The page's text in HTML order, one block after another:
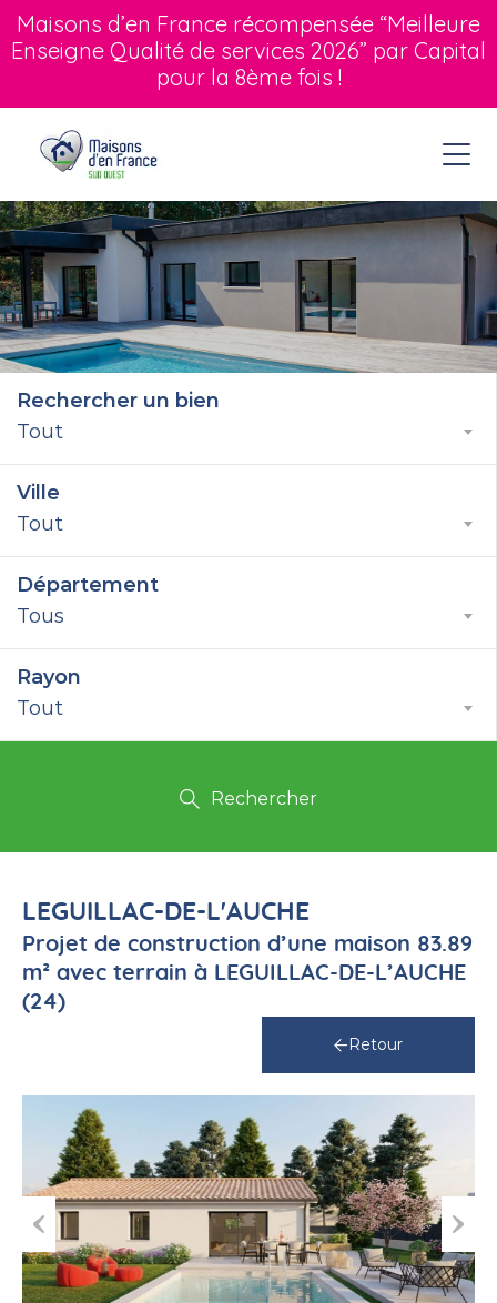
Maisons d’en France récompensée “Meilleure
Enseigne Qualité de services 2026” par Capital
pour la 8ème fois !
Rechercher un bien
Tout
Ville
Tout
Département
Tous
Rayon
Tout
Rechercher
LEGUILLAC-DE-L'AUCHE
Projet de construction d’une maison 83.89
m² avec terrain à LEGUILLAC-DE-L’AUCHE
(24)
Retour
Previous Next